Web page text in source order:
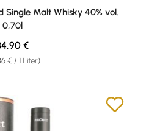
von 4.65 von 5 Sternen
Single Malt Whisky 40% vol.
0,70l
€ / 1 Liter)
Preis:
€